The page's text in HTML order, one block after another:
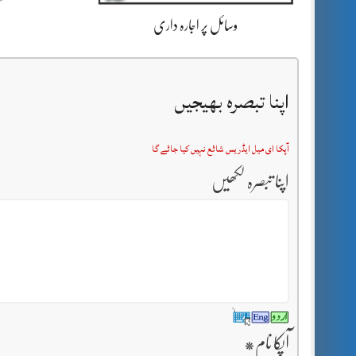
وسائل پر اجارہ داری
اپنا تبصرہ بھیجیں
آپکا ای میل ایڈریس شائع نہیں کیا جائے گا
اپنا تبصرہ لکھیں
آپکا نام *